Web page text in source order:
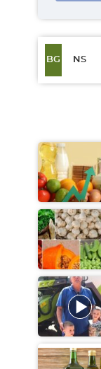
BG NS